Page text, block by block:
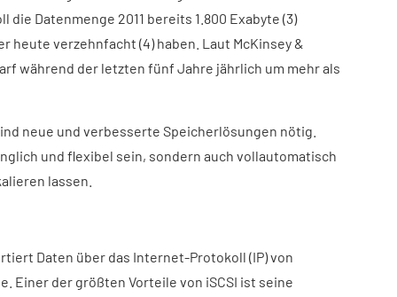
die Datenmenge 2011 bereits 1.800 Exabyte (3)
heute verzehnfacht (4) haben. Laut McKinsey &
während der letzten fünf Jahre jährlich um mehr als
neue und verbesserte Speicherlösungen nötig.
und flexibel sein, sondern auch vollautomatisch
lassen.
Daten über das Internet-Protokoll (IP) von
Einer der größten Vorteile von iSCSI ist seine